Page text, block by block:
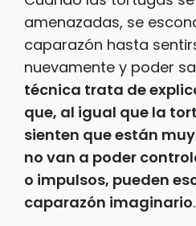
amenazadas, se
caparazón hasta
nuevamente y poder
técnica trata de
que, al igual que la
sienten que están
no van a poder
o impulsos, pueden
caparazón imaginario.